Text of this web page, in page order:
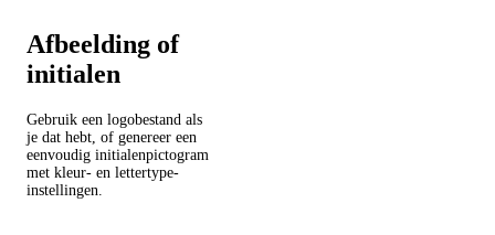
Afbeelding of
initialen
Gebruik een logobestand als
je dat hebt, of genereer een
eenvoudig initialenpictogram
met kleur- en lettertype-
instellingen.